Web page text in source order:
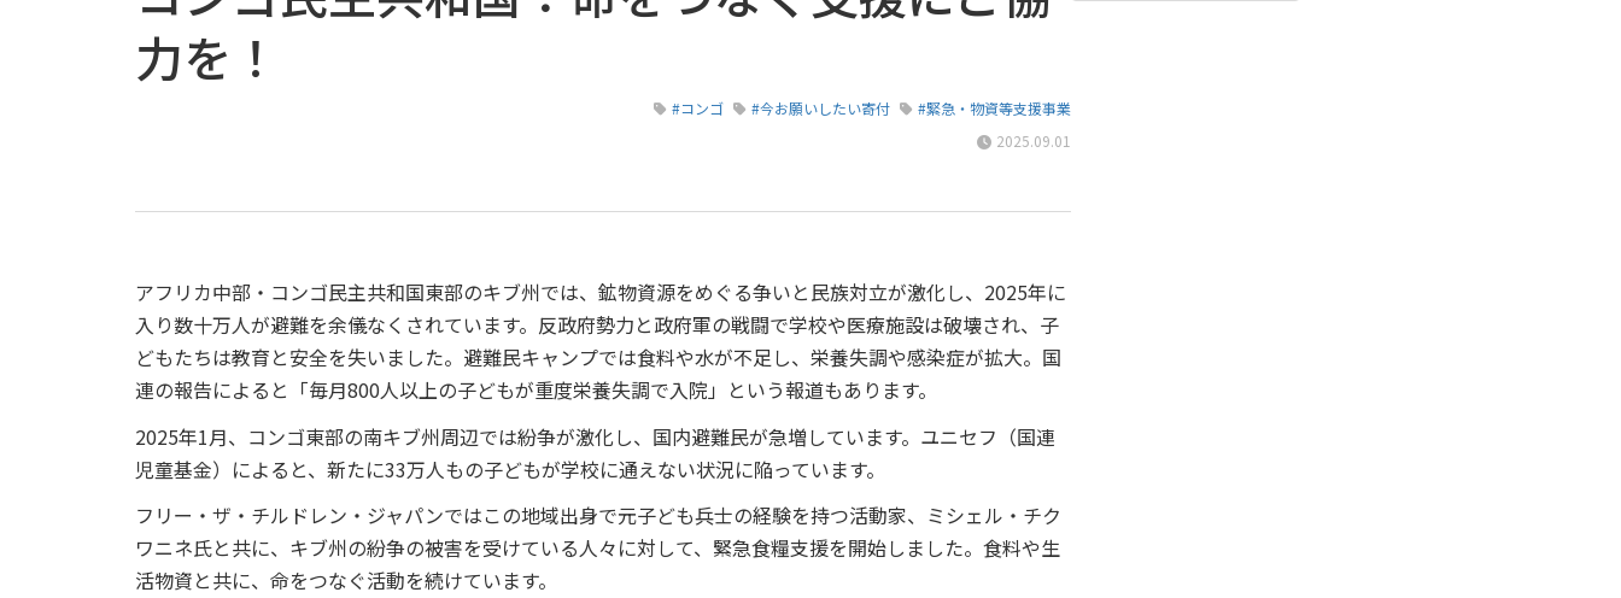
力を！
#コンゴ #今お願いしたい寄付
#緊急・物資等支援事業
2025.09.01
アフリカ中部・コンゴ民主共和国東部のキブ州では、鉱物資源をめぐる争いと民族対立が激化し、2025年に
入り数十万人が避難を余儀なくされています。反政府勢力と政府軍の戦闘で学校や医療施設は破壊され、子
どもたちは教育と安全を失いました。避難民キャンプでは食料や水が不足し、栄養失調や感染症が拡大。国
連の報告によると「毎月800人以上の子どもが重度栄養失調で入院」という報道もあります。
2025年1月、コンゴ東部の南キブ州周辺では紛争が激化し、国内避難民が急増しています。ユニセフ（国連
児童基金）によると、新たに33万人もの子どもが学校に通えない状況に陥っています。
フリー・ザ・チルドレン・ジャパンではこの地域出身で元子ども兵士の経験を持つ活動家、ミシェル・チク
ワニネ氏と共に、キブ州の紛争の被害を受けている人々に対して、緊急食糧支援を開始しました。食料や生
活物資と共に、命をつなぐ活動を続けています。